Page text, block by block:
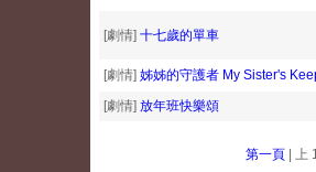
[劇情] 十七歲的單車
[劇情] 姊姊的守護者 My Sister's
[劇情] 放年班快樂頌
第一頁| 上